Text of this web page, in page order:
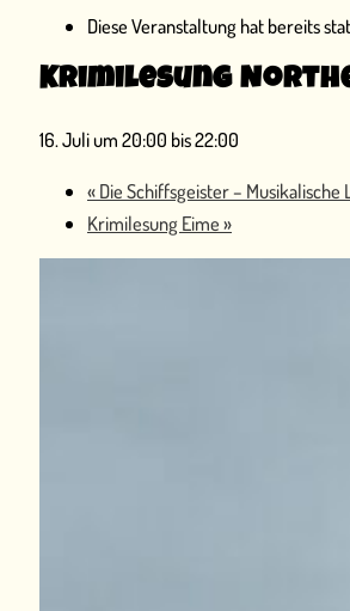
Diese Veranstaltung hat bereits
Krimilesung
16. Juli um 20:00 bis22:00
«Die Schiffsgeister – Musikalische
Krimilesung Eime»